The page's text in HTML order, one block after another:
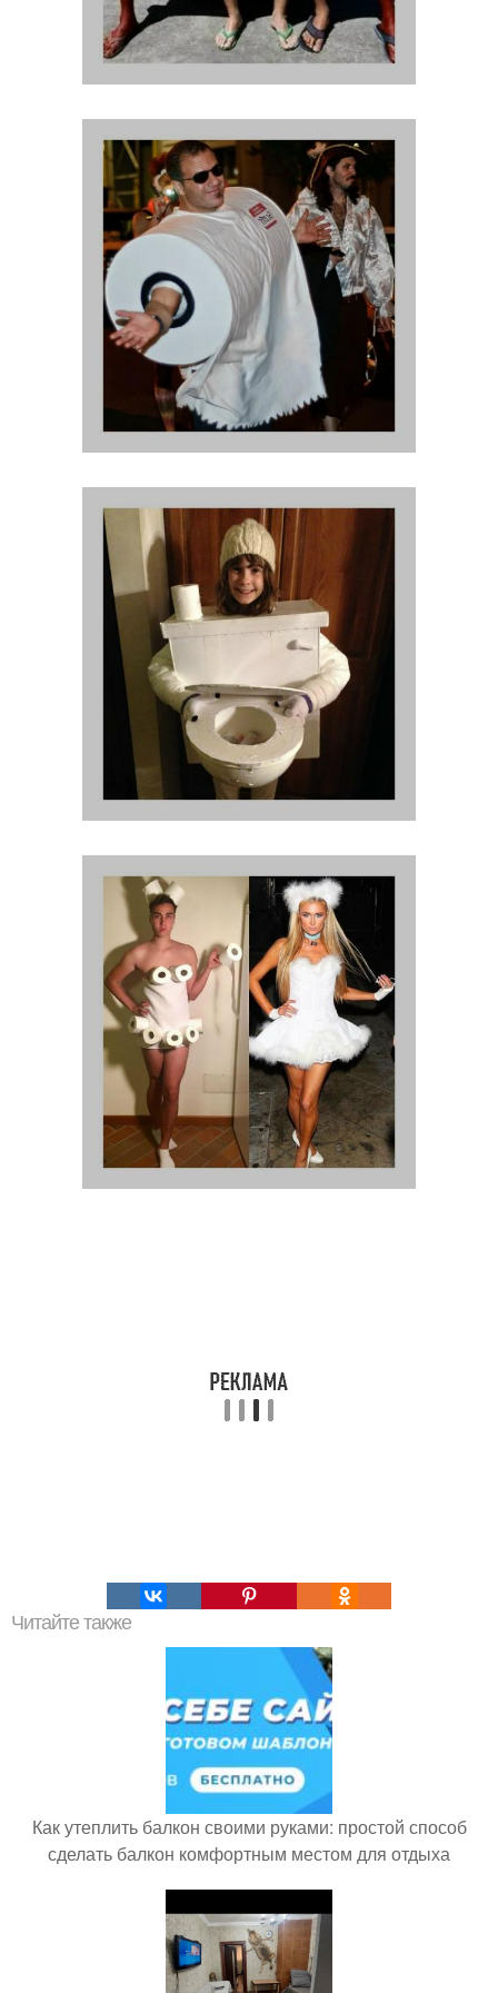
Читайте также
Как утеплить балкон своими руками: простой способ
сделать балкон комфортным местом для отдыха